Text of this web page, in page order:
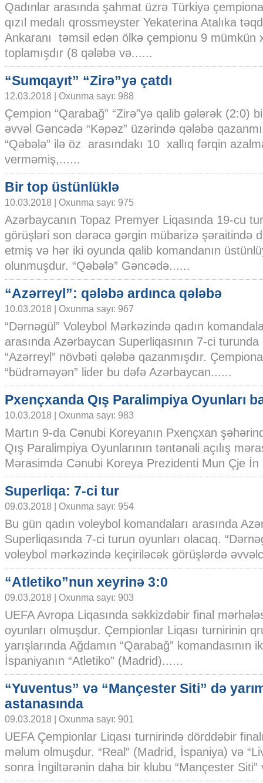
Qadınlar arasında şahmat üzrə Türkiyə
qızıl medalı qrossmeyster Yekaterina Atalıka
Ankaranı təmsil edən ölkə çempionu 9 mümkün
toplamışdır (8 qələbə və......
“Sumqayıt” “Zirə”yə çatdı
12.03.2018 | Oxunma sayı: 988
Çempion “Qarabağ” “Zirə”yə qalib gələrək (2:0)
əvvəl Gəncədə “Kəpəz” üzərində qələbə
“Qəbələ” ilə öz arasındakı 10 xallıq fərqin
verməmiş,......
Bir top üstünlüklə
10.03.2018 | Oxunma sayı: 975
Azərbaycanın Topaz Premyer Liqasında 19-cu
görüşləri son dərəcə gərgin mübarizə şəraitində
etmiş və hər iki oyunda qalib komandanın
olunmuşdur. “Qəbələ” Gəncədə......
“Azərreyl”: qələbə ardınca qələbə
10.03.2018 | Oxunma sayı: 967
“Dərnəgül” Voleybol Mərkəzində qadın
arasında Azərbaycan Superliqasının 7-ci turunda
“Azərreyl” növbəti qələbə qazanmışdır.
“büdrəməyən” lider bu dəfə Azərbaycan......
Pxençxanda Qış Paralimpiya Oyunları
10.03.2018 | Oxunma sayı: 983
Martın 9-da Cənubi Koreyanın Pxençxan
Qış Paralimpiya Oyunlarının təntənəli açılış
Mərasimdə Cənubi Koreya Prezidenti Mun Çje İn
Superliqa: 7-ci tur
09.03.2018 | Oxunma sayı: 954
Bu gün qadın voleybol komandaları arasında
Superliqasında 7-ci turun oyunları olacaq.
voleybol mərkəzində keçiriləcək görüşlərdə
“Atletiko”nun xeyrinə 3:0
09.03.2018 | Oxunma sayı: 903
UEFA Avropa Liqasında səkkizdəbir final
oyunları olmuşdur. Çempionlar Liqası turnirinin
yarışlarında Ağdamın “Qarabağ” komandasının
İspaniyanın “Atletiko” (Madrid)......
“Yuventus” və “Mançester Siti” də
astanasında
09.03.2018 | Oxunma sayı: 901
UEFA Çempionlar Liqası turnirində dörddəbir
məlum olmuşdur. “Real” (Madrid, İspaniya) və
sonra İngiltərənin daha bir klubu “Mançester Siti”